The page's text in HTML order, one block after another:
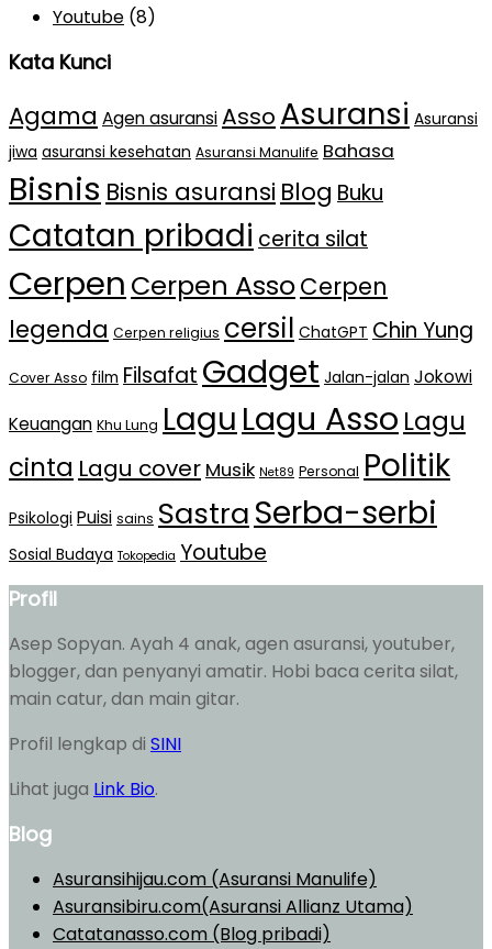
Youtube (8)
Kata Kunci
Agama Agen asuransiAsso Asuransi Asuransi
jiwa asuransi kesehatan Asuransi Manulife Bahasa
Bisnis Bisnis asuransi Blog Buku
Catatan pribadi cerita silat
Cerpen Cerpen AssoCerpen
legenda Cerpen religius cersil ChatGPT Chin Yung
Cover Asso film Filsafat Gadget Jalan-jalan Jokowi
Keuangan Khu Lung Lagu Lagu Asso Lagu
cinta Lagu cover Musik Net89 Personal Politik
Psikologi Puisi sains SastraSerba-serbi
Sosial Budaya Tokopedia Youtube
Profil
Asep Sopyan. Ayah 4 anak, agen asuransi, youtuber,
blogger, dan penyanyi amatir. Hobi baca cerita silat,
main catur, dan main gitar.
Profil lengkap di SINI
Lihat juga Link Bio.
Blog
Asuransihijau.com (Asuransi Manulife)
Asuransibiru.com(Asuransi Allianz Utama)
Catatanasso.com (Blog pribadi)